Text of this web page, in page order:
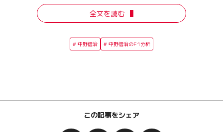
全文を読む
中野信治 中野信治のF1分析
この記事をシェア